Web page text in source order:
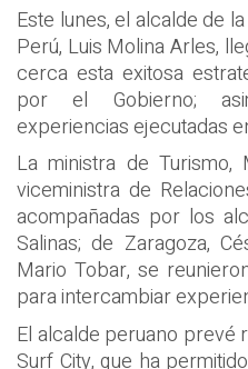
Este lunes, el alcalde de
Perú, Luis Molina Arles,
cerca esta exitosa
por el Gobierno;
experiencias ejecutadas
La ministra de Turismo,
viceministra de
acompañadas por los
Salinas; de Zaragoza,
Mario Tobar, se
para intercambiar
El alcalde peruano
Surf City, que ha